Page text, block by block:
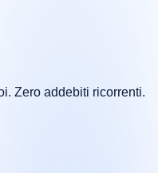
Zero addebiti ricorrenti.